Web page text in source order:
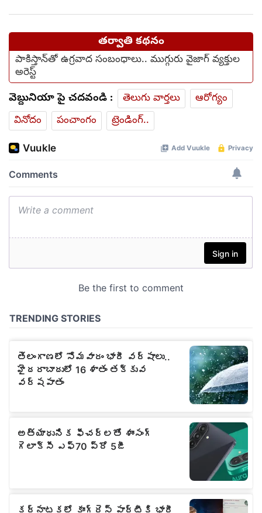
తర్వాతి కథనం
పాకిస్తాన్‌తో ఉగ్రవాద సంబంధాలు.. ముగ్గురు వైజాగ్ వ్యక్తుల
అరెస్ట్
వెబ్దునియా పై చదవండి : తెలుగు వార్తలు
ఆరోగ్యం
వినోదం
పంచాంగం ట్రెండింగ్..